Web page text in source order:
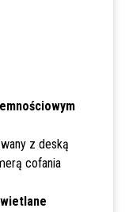
z deską
cofania